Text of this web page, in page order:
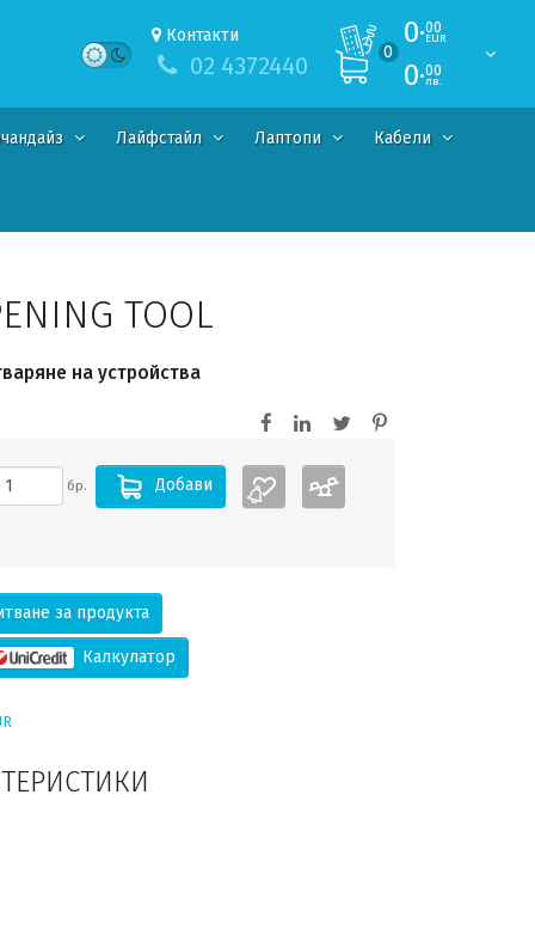
Контакти
02 4372440 0
0·00
EUR
0·00
лв.
Лайфстайл Лаптопи Кабели
TOOL
на устройства
бр. Добави
за продукта
Калкулатор